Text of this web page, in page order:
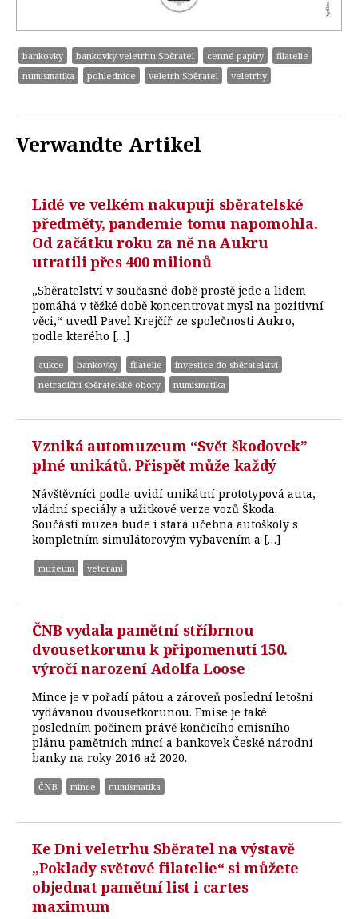
bankovky bankovky veletrhu Sběratel cenné papíry
filatelie
numismatika
pohlednice veletrh Sběratel veletrhy
Verwandte Artikel
Lidé ve velkém nakupují sběratelské
předměty, pandemie tomu napomohla.
Od začátku roku za ně na Aukru
utratili přes 400 milionů
„Sběratelství v současné době prostě jede a lidem
pomáhá v těžké době koncentrovat mysl na pozitivní
věci,“ uvedl Pavel Krejčíř ze společnosti Aukro,
podle kterého […]
aukce bankovky filatelie
investice do sběratelství
netradiční sběratelské obory
numismatika
Vzniká automuzeum “Svět škodovek”
plné unikátů. Přispět může každý
Návštěvníci podle uvidí unikátní prototypová auta,
vládní speciály a užitkové verze vozů Škoda.
Součástí muzea bude i stará učebna autoškoly s
kompletním simulátorovým vybavením a […]
muzeum veteráni
ČNB vydala pamětní stříbrnou
dvousetkorunu k připomenutí 150.
výročí narození Adolfa Loose
Mince je v pořadí pátou a zároveň poslední letošní
vydávanou dvousetkorunou. Emise je také
posledním počinem právě končícího emisního
plánu pamětních mincí a bankovek České národní
banky na roky 2016 až 2020.
ČNB mince numismatika
Ke Dni veletrhu Sběratel na výstavě
„Poklady světové filatelie“ si můžete
objednat pamětní list i cartes
maximum